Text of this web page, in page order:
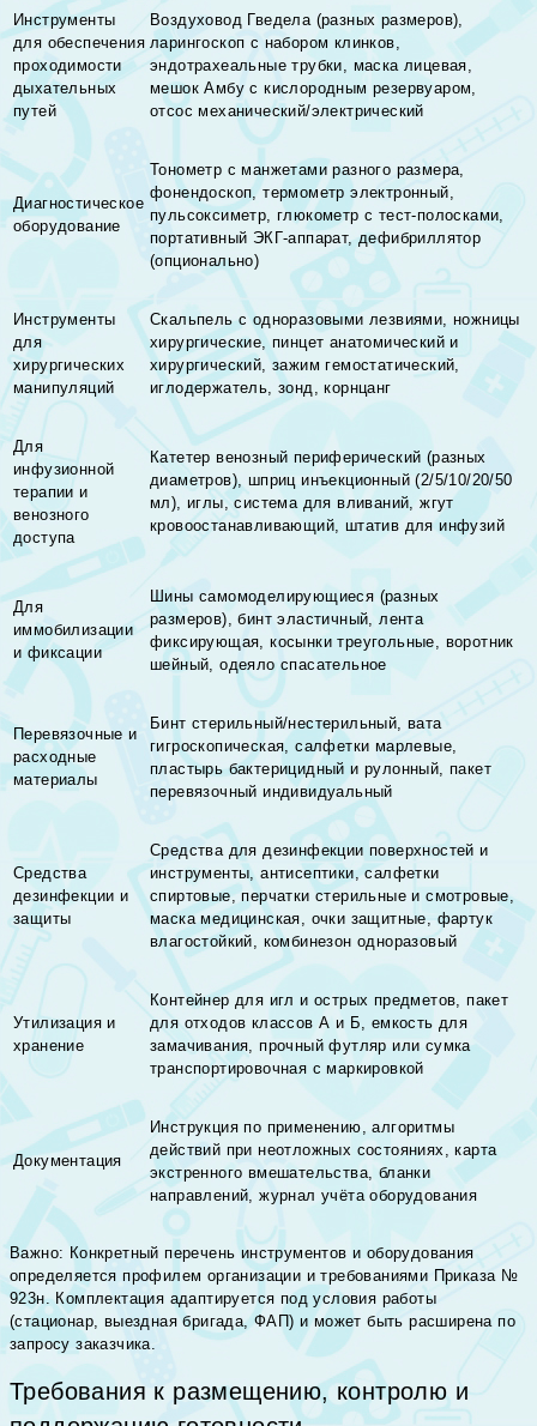
Инструменты
для обеспечения
проходимости
дыхательных
путей
Воздуховод Гведела (разных размеров),
ларингоскоп с набором клинков,
эндотрахеальные трубки, маска лицевая,
мешок Амбу с кислородным резервуаром,
отсос механический/электрический
Диагностическое
оборудование
Тонометр с манжетами разного размера,
фонендоскоп, термометр электронный,
пульсоксиметр, глюкометр с тест-полосками,
портативный ЭКГ-аппарат, дефибриллятор
(опционально)
Инструменты
для
хирургических
манипуляций
Скальпель с одноразовыми лезвиями, ножницы
хирургические, пинцет анатомический и
хирургический, зажим гемостатический,
иглодержатель, зонд, корнцанг
Для
инфузионной
терапии и
венозного
доступа
Катетер венозный периферический (разных
диаметров), шприц инъекционный (2/5/10/20/50
мл), иглы, система для вливаний, жгут
кровоостанавливающий, штатив для инфузий
Для
иммобилизации
и фиксации
Шины самомоделирующиеся (разных
размеров), бинт эластичный, лента
фиксирующая, косынки треугольные, воротник
шейный, одеяло спасательное
Перевязочные и
расходные
материалы
Бинт стерильный/нестерильный, вата
гигроскопическая, салфетки марлевые,
пластырь бактерицидный и рулонный, пакет
перевязочный индивидуальный
Средства
дезинфекции и
защиты
Средства для дезинфекции поверхностей и
инструменты, антисептики, салфетки
спиртовые, перчатки стерильные и смотровые,
маска медицинская, очки защитные, фартук
влагостойкий, комбинезон одноразовый
Утилизация и
хранение
Контейнер для игл и острых предметов, пакет
для отходов классов А и Б, емкость для
замачивания, прочный футляр или сумка
транспортировочная с маркировкой
Документация
Инструкция по применению, алгоритмы
действий при неотложных состояниях, карта
экстренного вмешательства, бланки
направлений, журнал учёта оборудования
Важно: Конкретный перечень инструментов и оборудования
определяется профилем организации и требованиями Приказа №
923н. Комплектация адаптируется под условия работы
(стационар, выездная бригада, ФАП) и может быть расширена по
запросу заказчика.
Требования к размещению, контролю и